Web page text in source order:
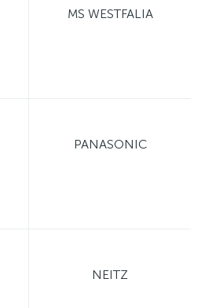
MS WESTFALIA
PANASONIC
NEITZ